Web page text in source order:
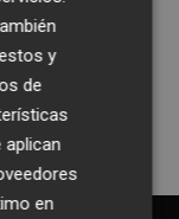
y
de
aplican
en